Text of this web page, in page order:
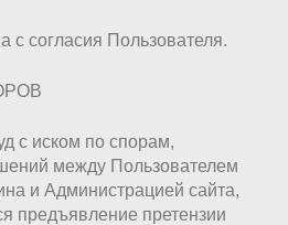
с согласия Пользователя.
с иском по спорам,
между Пользователем
и Администрацией сайта,
предъявление претензии